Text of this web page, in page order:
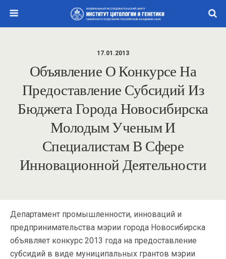
17.01.2013
Объявление О Конкурсе На
Предоставление Субсидий Из
Бюджета Города Новосибирска
Молодым Ученым И
Специалистам В Сфере
Инновационной Деятельности
Департамент промышленности, инноваций и
предпринимательства мэрии города Новосибирска
объявляет конкурс 2013 года на предоставление
субсидий в виде муниципальных грантов мэрии